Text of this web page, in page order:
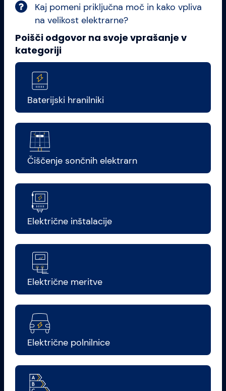
Kaj pomeni priključna moč in kako vpliva
na velikost elektrarne?
Poišči odgovor na svoje vprašanje v
kategoriji
Baterijski hranilniki
Čiščenje sončnih elektrarn
Električne inštalacije
Električne meritve
Električne polnilnice